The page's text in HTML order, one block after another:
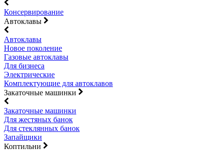
Консервирование
Автоклавы
Автоклавы
Новое поколение
Газовые автоклавы
Для бизнеса
Электрические
Комплектующие для автоклавов
Закаточные машинки
Закаточные машинки
Для жестяных банок
Для стеклянных банок
Запайщики
Коптильни